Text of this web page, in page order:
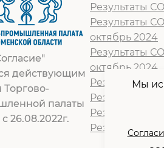
действующим
Торгово-
палаты
26.08.2022г.
Результаты
Результаты
октябрь 2024
Результаты
октябрь 2024
Результат
Результат
Результат
Результат
Мы